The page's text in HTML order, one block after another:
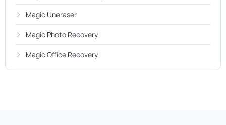
Magic Uneraser
Magic Photo Recovery
Magic Office Recovery